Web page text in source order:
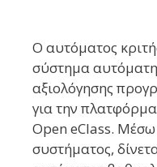
Ο αυτόματος
σύστημα
αξιολόγησης
για την
Open eClass.
συστήματος,